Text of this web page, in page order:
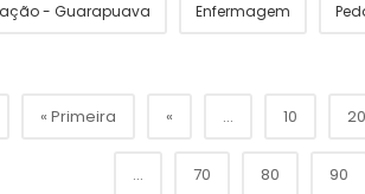
- Guarapuava Enfermagem
« Primeira « ... 10 20
... 70 80 90